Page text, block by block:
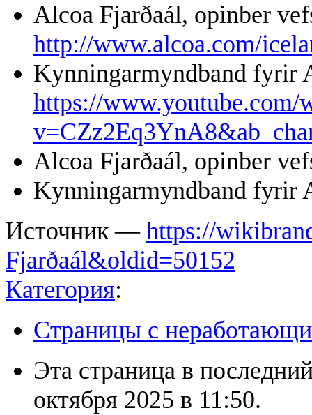
Alcoa Fjarðaál, opinber
http://www.alcoa.com/
Kynningarmyndband fyrir
https://www.youtube.com/
Alcoa Fjarðaál, opinber
Kynningarmyndband fyrir
Источник — https://
Fjarðaál&oldid=50152
Категория:
Страницы с
Эта страница в
октября 2025 в 11:50.